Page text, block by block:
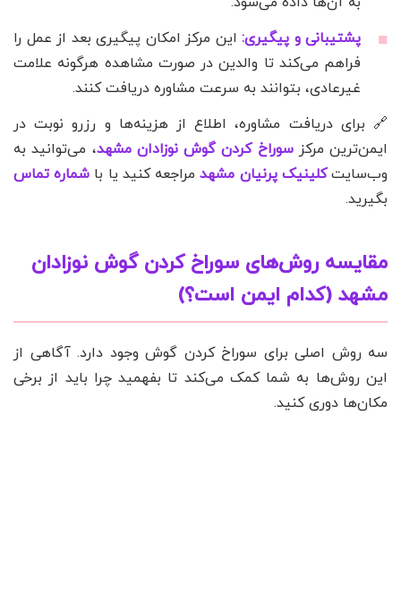
پشتیبانی و پیگیری: این مرکز امکان پیگیری بعد از عمل را
فراهم می‌کند تا والدین در صورت مشاهده هرگونه علامت
غیرعادی، بتوانند به سرعت مشاوره دریافت کنند.
🔗 برای دریافت مشاوره، اطلاع از هزینه‌ها و رزرو نوبت در
ایمن‌ترین مرکزسوراخ کردن گوش نوزادان مشهد، می‌توانید به
وب‌سایتکلینیک پرنیان مشهدمراجعه کنید یا با شماره تماس
بگیرید.
مقایسه روش‌های سوراخ کردن گوش نوزادان
مشهد (کدام ایمن است؟)
سه روش اصلی برای سوراخ کردن گوش وجود دارد. آگاهی از
این روش‌ها به شما کمک می‌کند تا بفهمید چرا باید از برخی
مکان‌ها دوری کنید.